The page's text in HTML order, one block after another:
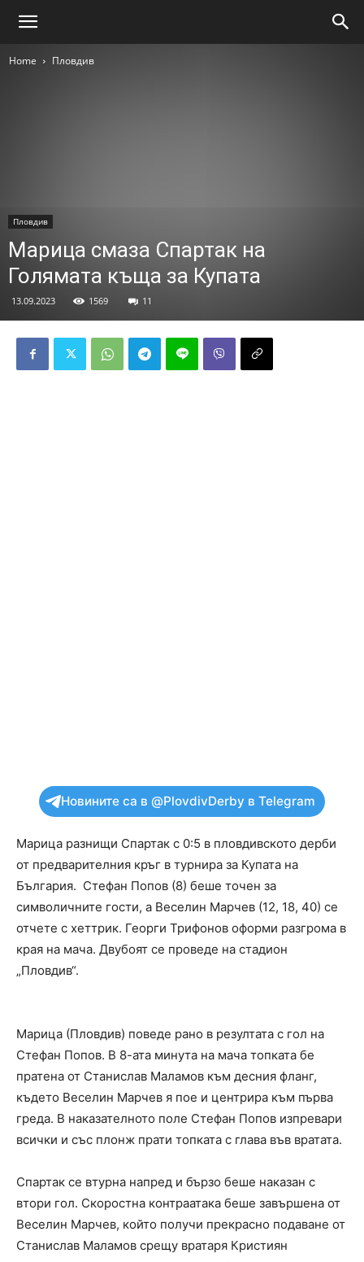
Home Пловдив
Пловдив
Марица смаза Спартак на
Голямата къща за Купата
13.09.2023 1569 11
Новините са в @PlovdivDerby в Telegram
Марица разнищи Спартак с 0:5 в пловдивското дерби
от предварителния кръг в турнира за Купата на
България. Стефан Попов (8) беше точен за
символичните гости, а Веселин Марчев (12, 18, 40) се
отчете с хеттрик. Георги Трифонов оформи разгрома в
края на мача. Двубоят се проведе на стадион
„Пловдив“.
Марица (Пловдив) поведе рано в резултата с гол на
Стефан Попов. В 8-ата минута на мача топката бе
пратена от Станислав Маламов към десния фланг,
където Веселин Марчев я пое и центрира към първа
греда. В наказателното поле Стефан Попов изпревари
всички и със плонж прати топката с глава във вратата.
Спартак се втурна напред и бързо беше наказан с
втори гол. Скоростна контраатака беше завършена от
Веселин Марчев, който получи прекрасно подаване от
Станислав Маламов срещу вратаря Кристиян